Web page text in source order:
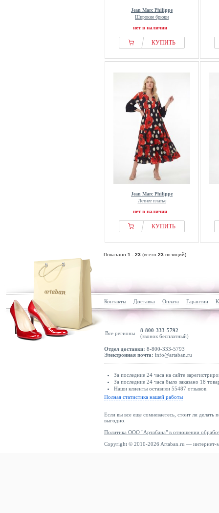
Jean Marc Philippe
Широкие брюки
нет в наличии
КУПИТЬ
Jean Marc Philippe
Летнее платье
нет в наличии
КУПИТЬ
Показано 1 - 23 (всего 23 позиций)
Контакты Доставка Оплата Гарантии
Все регионы
8-800-333-5792
(звонок бесплатный)
Отдел доставки: 8-800-333-5793
Электронная почта: info@artaban.ru
За последние 24 часа на сайте
За последние 24 часа было заказано 18
Наши клиенты оставили 55487 отзывов.
Полная статистика нашей работы
Если вы все еще сомневаетесь, стоит ли делать
выгодно.
Политика ООО "Артабана" в отношении
Copyright © 2010-2026 Artaban.ru — интернет-